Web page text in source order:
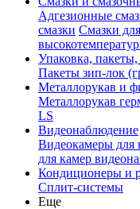
Адгезионные
смазки Смазки
Упаковка,
Пакеты зип-лок
Металлорукав и
Металлорукав
LS
Видеонаблюдение
Видеокамеры для
для камер
Кондиционеры и
Сплит-системы
Еще